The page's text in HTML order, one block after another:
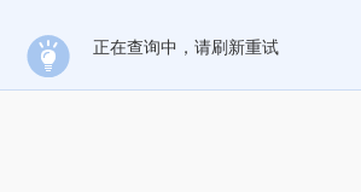
正在查询中，请刷新重试